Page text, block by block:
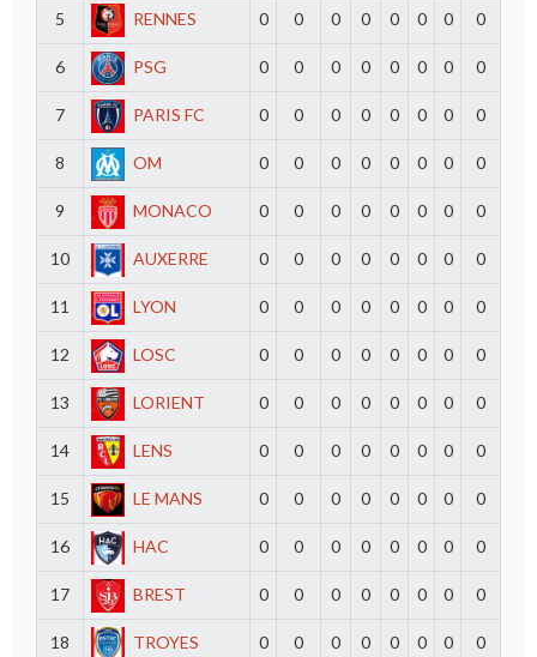
5 RENNES 0 0 0 0 0 0 0 0
6 PSG 0 0 0 0 0 0 0 0
7 PARIS FC 0 0 0 0 0 0 0 0
8 OM 0 0 0 0 0 0 0 0
9 MONACO 0 0 0 0 0 0 0 0
10 AUXERRE 0 0 0 0 0 0 0 0
11 LYON 0 0 0 0 0 0 0 0
12 LOSC 0 0 0 0 0 0 0 0
13 LORIENT 0 0 0 0 0 0 0 0
14 LENS 0 0 0 0 0 0 0 0
15 LE MANS 0 0 0 0 0 0 0 0
16 HAC 0 0 0 0 0 0 0 0
17 BREST 0 0 0 0 0 0 0 0
18 TROYES 0 0 0 0 0 0 0 0